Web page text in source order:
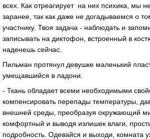
всех. Как отреагирует на них психика, мы
заранее, так как даже не догадываемся о
участнику. Твоя задача - наблюдать и
записывать на диктофон, встроенный в
наденешь сейчас.
Пильман протянул девушке маленький
умещавшийся в ладони.
- Ткань обладает всеми необходимыми
компенсировать перепады температуры,
внешней среды, преобразуя окружающий
комфортный и выводя излишек влаги,
подробность. Одевайся и выходи, комната